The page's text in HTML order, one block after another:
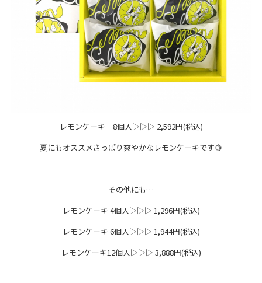
レモンケーキ 8個入▷▷▷ 2,592円(税込)
夏にもオススメさっぱり爽やかなレモンケーキです🍋
その他にも…
レモンケーキ 4個入▷▷▷ 1,296円(税込)
レモンケーキ 6個入▷▷▷ 1,944円(税込)
レモンケーキ12個入▷▷▷ 3,888円(税込)